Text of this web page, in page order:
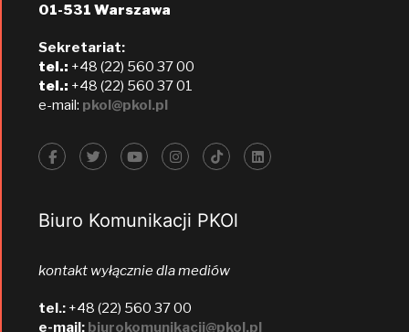
01-531 Warszawa
Sekretariat:
tel.: +48 (22) 560 37 00
tel.: +48 (22) 560 37 01
e-mail: pkol@pkol.pl
Biuro Komunikacji PKOl
kontakt wyłącznie dla mediów
tel.: +48 (22) 560 37 00
e-mail: biurokomunikacji@pkol.pl